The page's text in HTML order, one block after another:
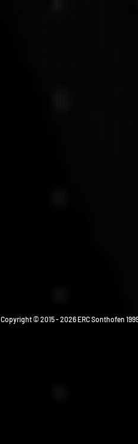
Copyright © 2015 - 2026 ERC Sonthofen